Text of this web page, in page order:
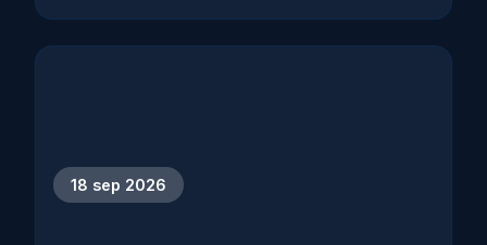
18 sep 2026